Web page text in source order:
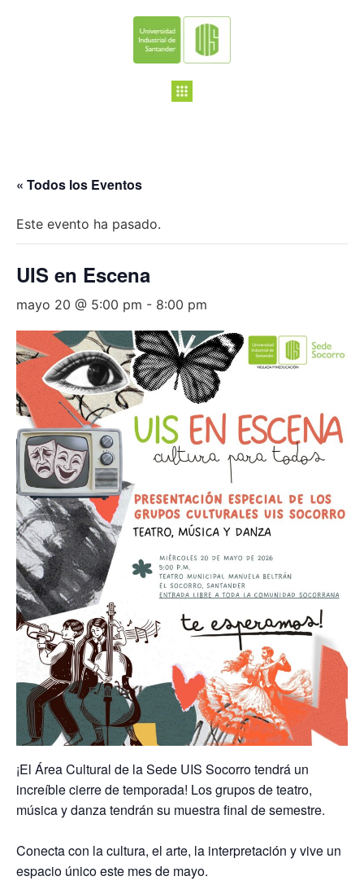
« Todos los Eventos
Este evento ha pasado.
UIS en Escena
mayo 20 @ 5:00 pm - 8:00 pm
¡El Área Cultural de la Sede UIS Socorro tendrá un
increíble cierre de temporada! Los grupos de teatro,
música y danza tendrán su muestra final de semestre.
Conecta con la cultura, el arte, la interpretación y vive un
espacio único este mes de mayo.